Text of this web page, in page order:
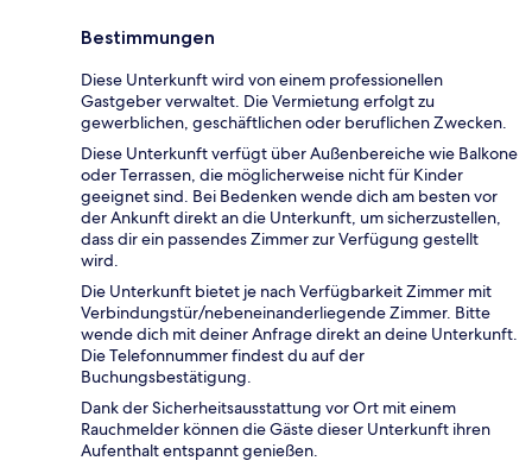
Bestimmungen
Diese Unterkunft wird von einem professionellen
Gastgeber verwaltet. Die Vermietung erfolgt zu
gewerblichen, geschäftlichen oder beruflichen Zwecken.
Diese Unterkunft verfügt über Außenbereiche wie Balkone
oder Terrassen, die möglicherweise nicht für Kinder
geeignet sind. Bei Bedenken wende dich am besten vor
der Ankunft direkt an die Unterkunft, um sicherzustellen,
dass dir ein passendes Zimmer zur Verfügung gestellt
wird.
Die Unterkunft bietet je nach Verfügbarkeit Zimmer mit
Verbindungstür/nebeneinanderliegende Zimmer. Bitte
wende dich mit deiner Anfrage direkt an deine Unterkunft.
Die Telefonnummer findest du auf der
Buchungsbestätigung.
Dank der Sicherheitsausstattung vor Ort mit einem
Rauchmelder können die Gäste dieser Unterkunft ihren
Aufenthalt entspannt genießen.